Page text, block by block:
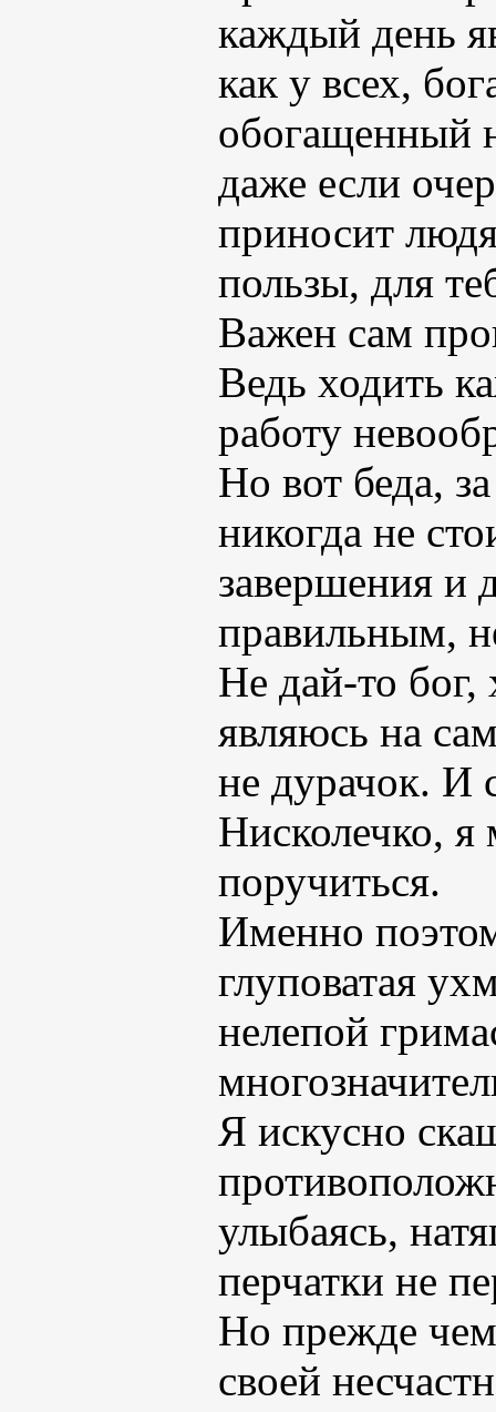
каждый день
как у всех,
обогащенный
даже если
приносит
пользы, для
Важен сам
Ведь ходить
работу
Но вот беда,
никогда не
завершения и
правильным,
Не дай-то бог,
являюсь на
не дурачок. И
Нисколечко, я
поручиться.
Именно
глуповатая
нелепой
Я искусно
улыбаясь,
перчатки не
Но прежде
своей